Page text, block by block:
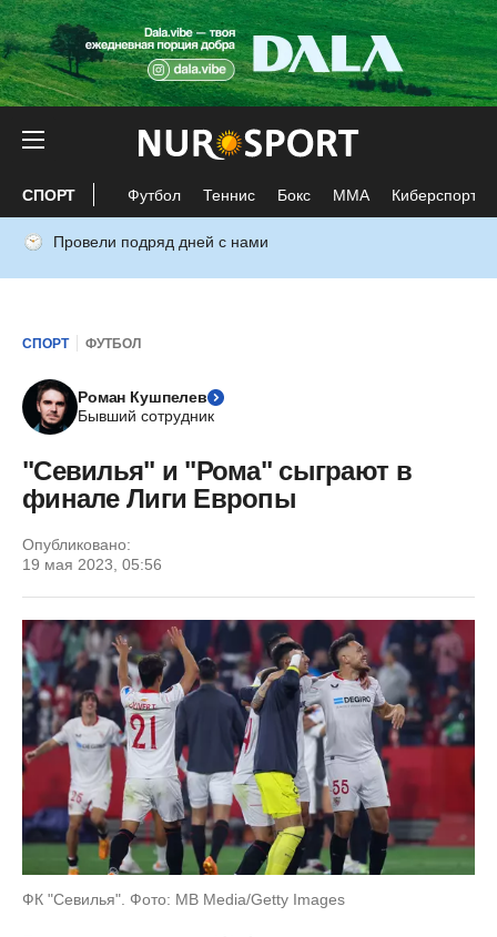
СПОРТ Футбол Теннис Бокс ММА Киберспорт
Провели подряд дней с нами
СПОРТ ФУТБОЛ
Роман Кушпелев
Бывший сотрудник
"Севилья" и "Рома" сыграют в
финале Лиги Европы
Опубликовано:
19 мая 2023, 05:56
ФК "Севилья". Фото: MB Media/Getty Images